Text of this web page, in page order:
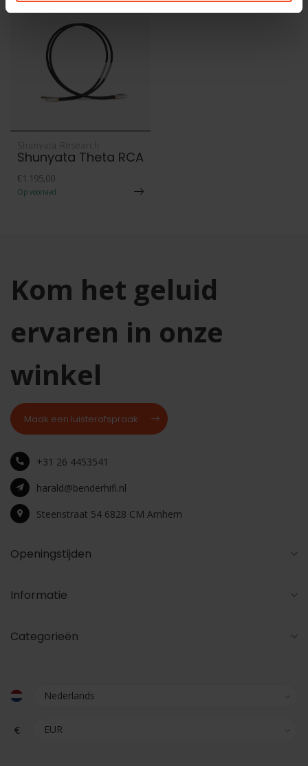
Shunyata Research
Shunyata Theta RCA
€1.195,00
Op voorraad
Kom het geluid
ervaren in onze
winkel
Maak een luisterafspraak
+31 26 4453541
harald@benderhifi.nl
Steenstraat 54 6828 CM Arnhem
Openingstijden
Informatie
Categorieën
€